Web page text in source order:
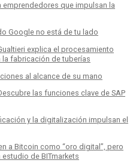
que impulsan la
Google no está de tu lado
explica el procesamiento
la fabricación de tuberías
al alcance de su mano
las funciones clave de SAP
y la digitalización impulsan el
a Bitcoin como “oro digital”, pero
de BITmarkets